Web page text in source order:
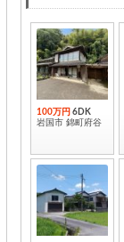
100万円 6DK
岩国市 錦町府谷